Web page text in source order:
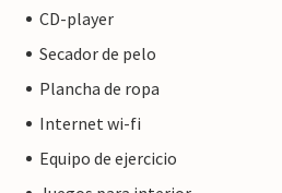
CD-player
Secador de pelo
Plancha de ropa
Internet wi-fi
Equipo de ejercicio